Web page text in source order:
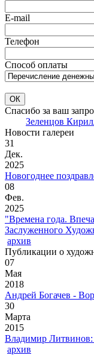
E-mail
Телефон
Способ оплаты
Спасибо за ваш
Зеленцов
Новости галереи
31
Дек.
2025
Новогоднее
08
Фев.
2025
"Времена года.
Заслуженного
архив
Публикации о
07
Мая
2018
Андрей Богачев -
30
Марта
2015
Владимир Литвинов:
архив